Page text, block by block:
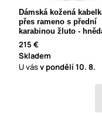
Dámská kožená
přes rameno s přední
karabinou žluto -
215 €
Skladem
U vásv pondělí10. 8.